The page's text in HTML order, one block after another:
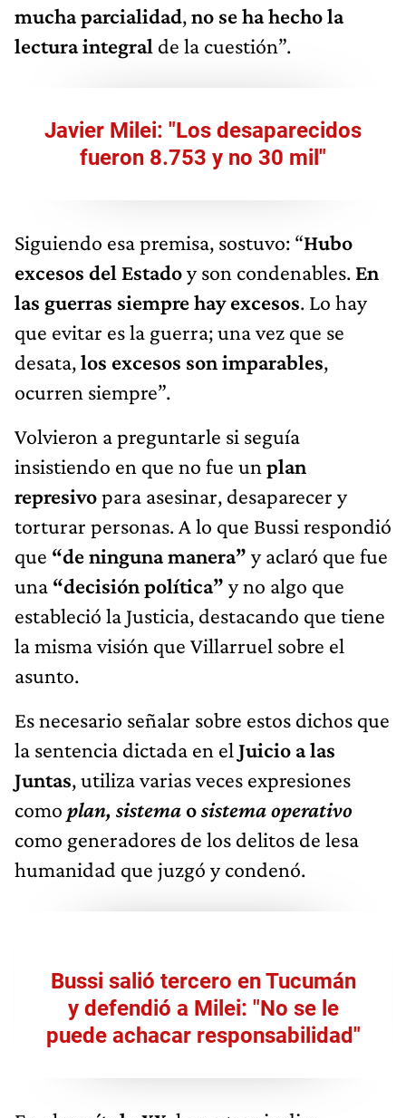
mucha parcialidad,no se ha hecho la
lectura integral de la cuestión”.
Javier Milei: "Los desaparecidos
fueron 8.753 y no 30 mil"
Siguiendo esa premisa, sostuvo: “Hubo
excesos del Estadoy son condenables. En
las guerras siempre hay excesos. Lo hay
que evitar es la guerra; una vez que se
desata,los excesos son imparables,
ocurren siempre”.
Volvieron a preguntarle si seguía
insistiendo en que no fue un plan
represivopara asesinar, desaparecer y
torturar personas. A lo que Bussi respondió
que “de ninguna manera” y aclaró que fue
una “decisión política” y no algo que
estableció la Justicia, destacando que tiene
la misma visión que Villarruel sobre el
asunto.
Es necesario señalar sobre estos dichos que
la sentencia dictada en el Juicio a las
Juntas, utiliza varias veces expresiones
como plan, sistemaosistema operativo
como generadores de los delitos de lesa
humanidad que juzgó y condenó.
Bussi salió tercero en Tucumán
y defendió a Milei: "No se le
puede achacar responsabilidad"